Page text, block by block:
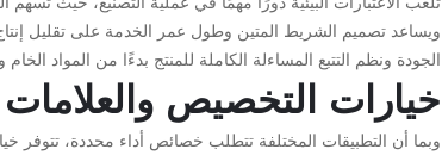
ويساعد تصميم الشريط المتين وطول عمر الخدمة على تقليل
الجودة ونظم التتبع المساءلة الكاملة للمنتج بدءًا من المواد
خيارات التخصيص والعلامات
وبما أن التطبيقات المختلفة تتطلب خصائص أداء محددة، تتوفر